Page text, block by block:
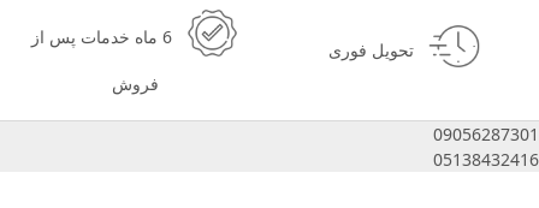
تحویل فوری
6 ماه خدمات پس از
فروش
09056287301
05138432416